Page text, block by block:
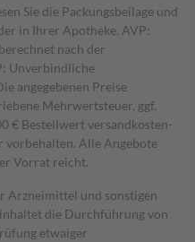
Sie die Packungsbeilage und
in Ihrer Apotheke. AVP:
nach der
Unverbindliche
angegebenen Preise
Mehrwertsteuer, ggf.
€ Bestell­wert versand­kosten­
Alle Angebote
Vorrat reicht.
Arzneimittel und sonstigen
die Durchführung von
etwaiger